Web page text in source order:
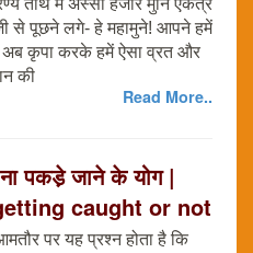
तीर्थ में अस्सी हजार मुनि एकत्र
से पूछने लगे- हे महामुने! आपने हमें
अब कृपा करके हमें ऐसा व्रत और
की
Read More..
पकडे़ जाने के योग |
caught or not
पर यह प्रश्न होता है कि